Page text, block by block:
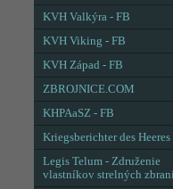
KVH Valkýra - FB
KVH Viking - FB
KVH Západ - FB
ZBROJNICE.COM
KHPAaSZ - FB
Kriegsberichter des Heeres
Legis Telum - Združenie
vlastníkov strelných